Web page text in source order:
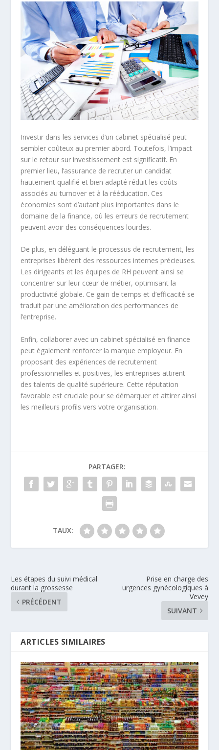
Investir dans les services d’un cabinet spécialisé peut
sembler coûteux au premier abord. Toutefois, l’impact
sur le retour sur investissement est significatif. En
premier lieu, l’assurance de recruter un candidat
hautement qualifié et bien adapté réduit les coûts
associés au turnover et à la rééducation. Ces
économies sont d’autant plus importantes dans le
domaine de la finance, où les erreurs de recrutement
peuvent avoir des conséquences lourdes.
De plus, en déléguant le processus de recrutement, les
entreprises libèrent des ressources internes précieuses.
Les dirigeants et les équipes de RH peuvent ainsi se
concentrer sur leur cœur de métier, optimisant la
productivité globale. Ce gain de temps et d’efficacité se
traduit par une amélioration des performances de
l’entreprise.
Enfin, collaborer avec un cabinet spécialisé en finance
peut également renforcer la marque employeur. En
proposant des expériences de recrutement
professionnelles et positives, les entreprises attirent
des talents de qualité supérieure. Cette réputation
favorable est cruciale pour se démarquer et attirer ainsi
les meilleurs profils vers votre organisation.
PARTAGER:
TAUX:
Les étapes du suivi médical
durant la grossesse
PRÉCÉDENT
Prise en charge des
urgences gynécologiques à
Vevey
SUIVANT
ARTICLES SIMILAIRES